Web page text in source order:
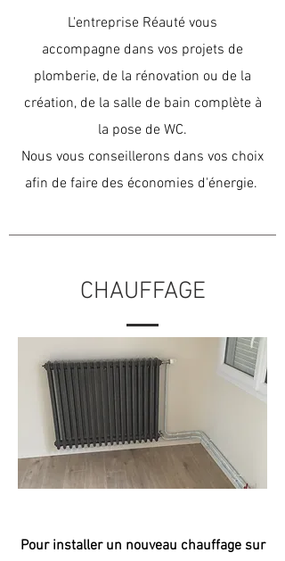
L'entreprise Réauté vous
accompagne dans vos projets de
plomberie, de la rénovation ou de la
création, de la salle de bain complète à
la pose de WC.
Nous vous conseillerons dans vos choix
afin de faire des économies d'énergie.
CHAUFFAGE
Pour installer un nouveau chauffage sur